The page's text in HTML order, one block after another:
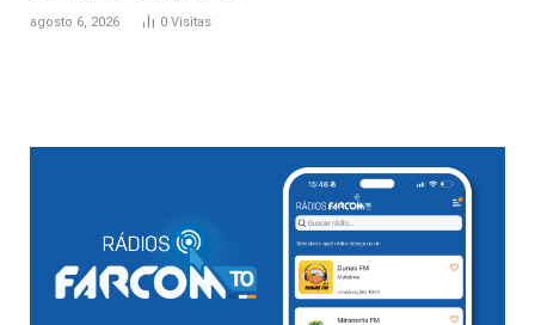
agosto 6, 2026 0 Visitas